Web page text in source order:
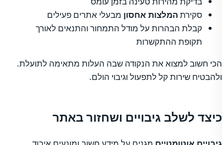
סקירתהמלצות אחסון מבעלי אתרים פעילים
קבלת הבהרות על מודל התמחור והתנאים לאורך
תקופת ההתקשרות
הכי חשוב למצוא את הנקודה שבה העלות מתאימה לתועלת.
ולהבטיח שירות קל לתפעול וגיבוי הולם.
כיצד לשלב גיבויים ושחזור באתר